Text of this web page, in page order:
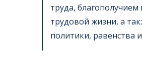
труда,
трудовой жизни, а
политики, равенства